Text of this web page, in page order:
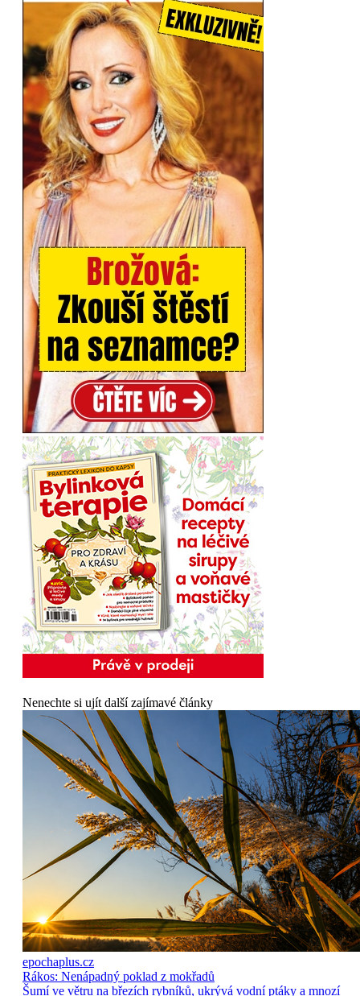
Nenechte si ujít další zajímavé články
epochaplus.cz
Rákos: Nenápadný poklad z mokřadů
Šumí ve větru na březích rybníků, ukrývá vodní ptáky a mnozí